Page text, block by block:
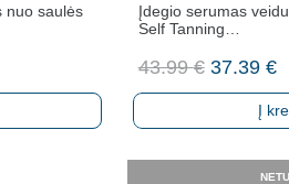
nuo saulės
Įdegio serumas
Self Tanning…
43.99€ Original
price
37.39 €
Į